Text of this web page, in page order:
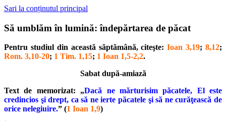
Sari la conținutul principal
Să umblăm în lumină: îndepărtarea de păcat
Pentru studiul din această săptămână, citeşte:Ioan 3,19; 8,12;
Rom. 3,10-20; 1 Tim. 1,15; 1 Ioan 1,5-2,2.
Sabat după-amiază
Text de memorizat: „Dacă ne mărturisim păcatele, El este
credincios şi drept, ca să ne ierte păcatele şi să ne curăţească de
orice nelegiuire.” (1 Ioan 1,9)